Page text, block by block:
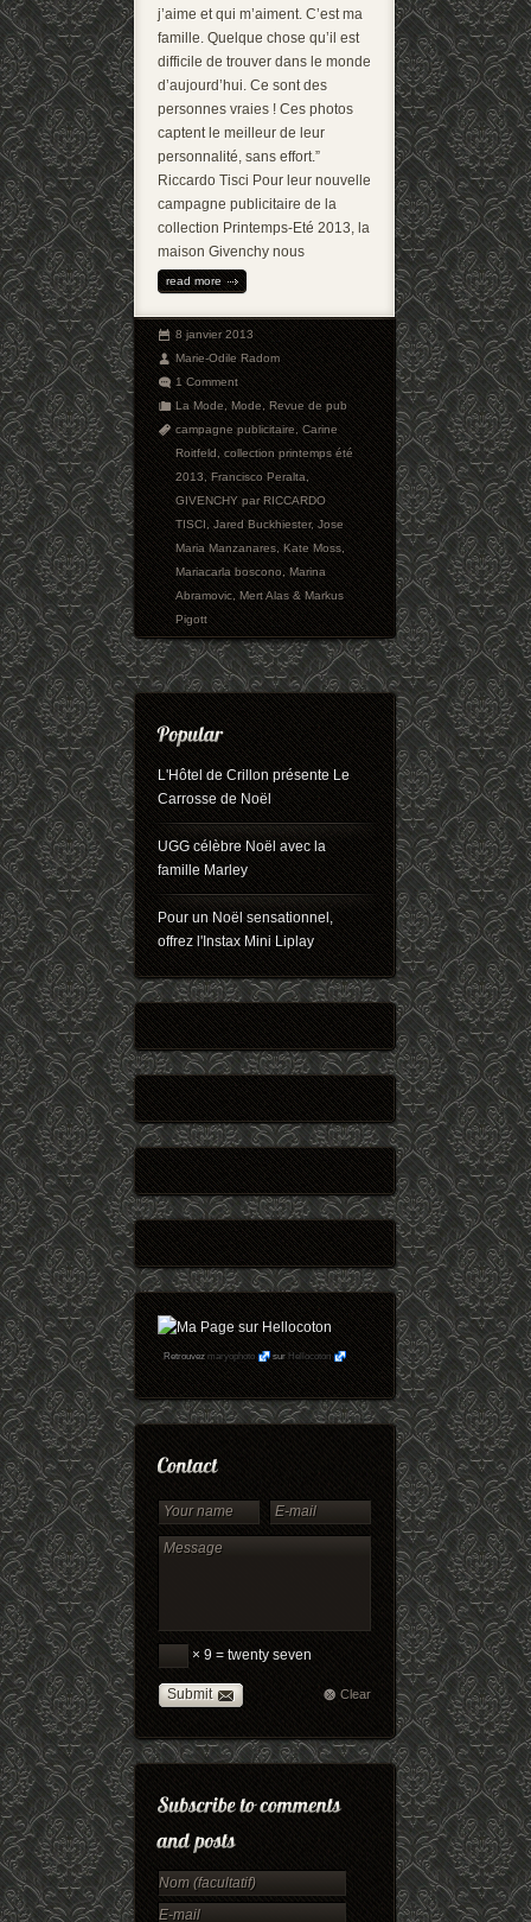
j’aime et qui m’aiment. C’est ma
famille. Quelque chose qu’il est
difficile de trouver dans le monde
d’aujourd’hui. Ce sont des
personnes vraies ! Ces photos
captent le meilleur de leur
personnalité, sans effort.”
Riccardo Tisci Pour leur nouvelle
campagne publicitaire de la
collection Printemps-Eté 2013, la
maison Givenchy nous
read more
8 janvier 2013
Marie-Odile Radom
1 Comment
La Mode,Mode,Revue de pub
campagne publicitaire,Carine
Roitfeld,collection printemps été
2013,Francisco Peralta,
GIVENCHY par RICCARDO
TISCI,Jared Buckhiester,Jose
Maria Manzanares,Kate Moss,
Mariacarla boscono,Marina
Abramovic,Mert Alas & Markus
Pigott
L'Hôtel de Crillon présente Le
Carrosse de Noël
UGG célèbre Noël avec la
famille Marley
Pour un Noël sensationnel,
offrez l'Instax Mini Liplay
Retrouvezmaryophoto surHellocoton
× 9 = twenty seven
Submit Clear